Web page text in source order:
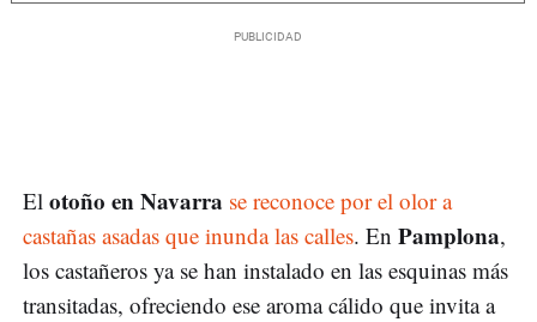
El otoño en Navarra se reconoce por el olor a
castañas asadas que inunda las calles. En Pamplona,
los castañeros ya se han instalado en las esquinas más
transitadas, ofreciendo ese aroma cálido que invita a